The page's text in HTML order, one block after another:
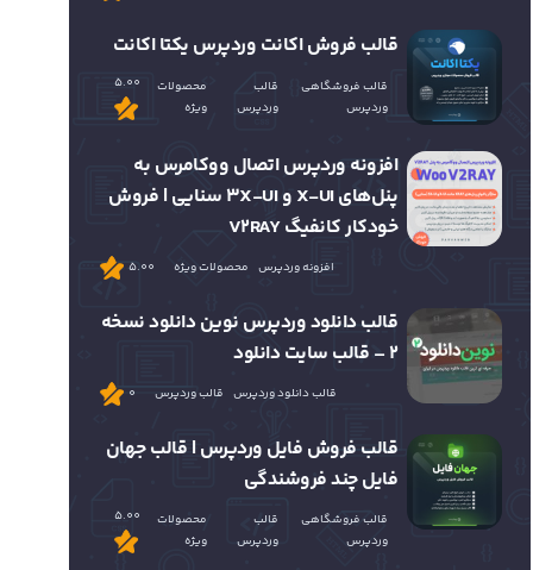
قالب فروش اکانت وردپرس یکتا اکانت
قالب فروشگاهی
وردپرس
قالب
وردپرس
محصولات
ویژه
5.00
افزونه وردپرس اتصال ووکامرس به
پنل‌های X-UI و 3X-UI سنایی | فروش
خودکار کانفیگ V2RAY
افزونه وردپرس محصولات ویژه 5.00
قالب دانلود وردپرس نوین دانلود نسخه
2 – قالب سایت دانلود
قالب دانلود وردپرس قالب وردپرس 0
قالب فروش فایل وردپرس | قالب جهان
فایل چند فروشندگی
قالب فروشگاهی
وردپرس
قالب
وردپرس
محصولات
ویژه
5.00